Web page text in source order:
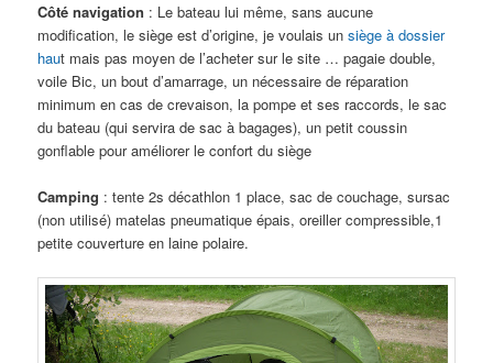
Côté navigation : Le bateau lui même, sans aucune
modification, le siège est d’origine, je voulais unsiège à dossier
haut mais pas moyen de l’acheter sur le site … pagaie double,
voile Bic, un bout d’amarrage, un nécessaire de réparation
minimum en cas de crevaison, la pompe et ses raccords, le sac
du bateau (qui servira de sac à bagages), un petit coussin
gonflable pour améliorer le confort du siège
Camping : tente 2s décathlon 1 place, sac de couchage, sursac
(non utilisé) matelas pneumatique épais, oreiller compressible,1
petite couverture en laine polaire.